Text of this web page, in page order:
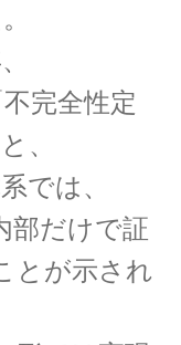
題を議論】
ガー
子的に実在を
完全性定
、
では、
部だけで証
とが示され